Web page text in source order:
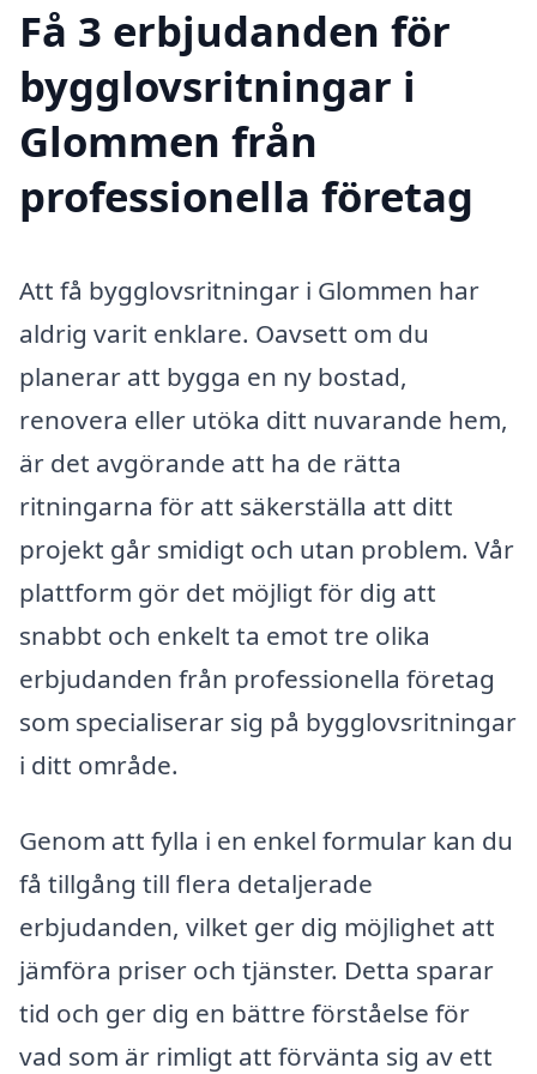
Få 3 erbjudanden för
bygglovsritningar i
Glommen från
professionella företag
Att få bygglovsritningar i Glommen har
aldrig varit enklare. Oavsett om du
planerar att bygga en ny bostad,
renovera eller utöka ditt nuvarande hem,
är det avgörande att ha de rätta
ritningarna för att säkerställa att ditt
projekt går smidigt och utan problem. Vår
plattform gör det möjligt för dig att
snabbt och enkelt ta emot tre olika
erbjudanden från professionella företag
som specialiserar sig på bygglovsritningar
i ditt område.
Genom att fylla i en enkel formular kan du
få tillgång till flera detaljerade
erbjudanden, vilket ger dig möjlighet att
jämföra priser och tjänster. Detta sparar
tid och ger dig en bättre förståelse för
vad som är rimligt att förvänta sig av ett